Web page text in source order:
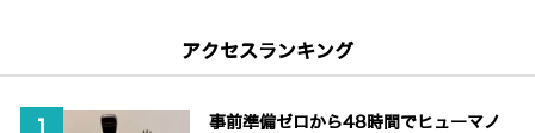
アクセスランキング
事前準備ゼロから48時間でヒューマノ